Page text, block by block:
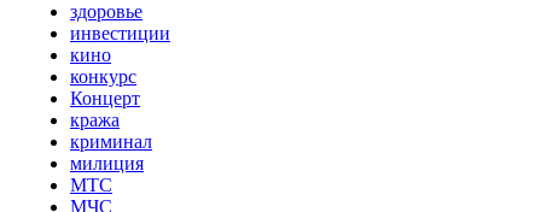
здоровье
инвестиции
кино
конкурс
Концерт
кража
криминал
милиция
МТС
МЧС